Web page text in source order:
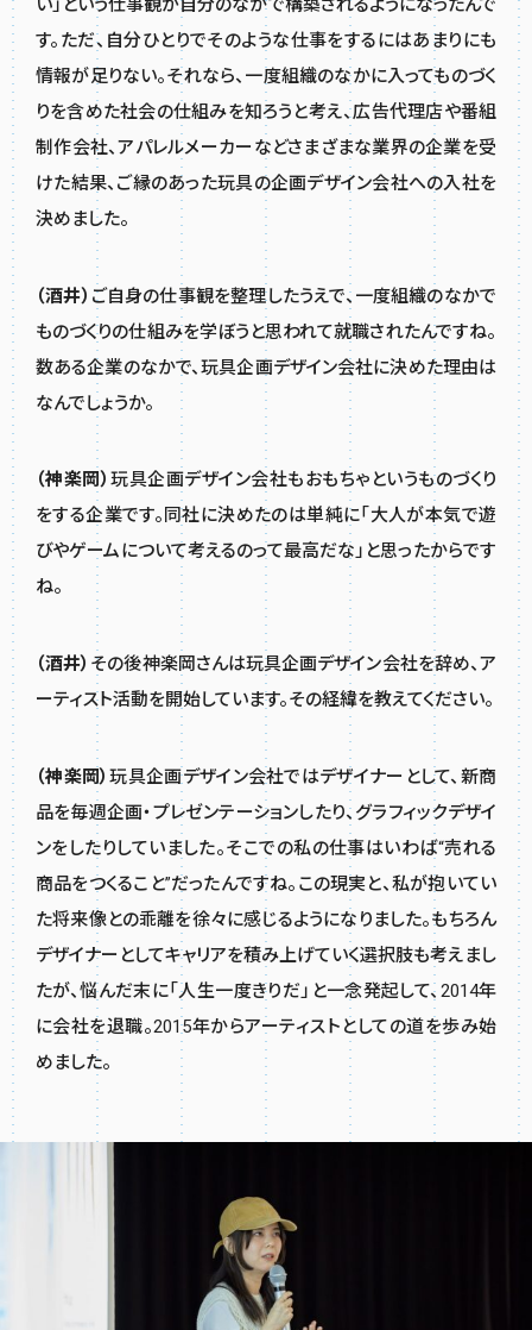
い」という仕事観が自分のなかで構築されるようになったんで
す。ただ、自分ひとりでそのような仕事をするにはあまりにも
情報が足りない。それなら、一度組織のなかに入ってものづく
りを含めた社会の仕組みを知ろうと考え、広告代理店や番組
制作会社、アパレルメーカーなどさまざまな業界の企業を受
けた結果、ご縁のあった玩具の企画デザイン会社への入社を
決めました。
（酒井） ご自身の仕事観を整理したうえで、一度組織のなかで
ものづくりの仕組みを学ぼうと思われて就職されたんですね。
数ある企業のなかで、玩具企画デザイン会社に決めた理由は
なんでしょうか。
（神楽岡）玩具企画デザイン会社もおもちゃというものづくり
をする企業です。同社に決めたのは単純に「大人が本気で遊
びやゲームについて考えるのって最高だな」と思ったからです
ね。
（酒井） その後神楽岡さんは玩具企画デザイン会社を辞め、ア
ーティスト活動を開始しています。その経緯を教えてください。
（神楽岡）玩具企画デザイン会社ではデザイナーとして、新商
品を毎週企画・プレゼンテーションしたり、グラフィックデザイ
ンをしたりしていました。そこでの私の仕事はいわば“売れる
商品をつくること”だったんですね。この現実と、私が抱いてい
た将来像との乖離を徐々に感じるようになりました。もちろん
デザイナーとしてキャリアを積み上げていく選択肢も考えまし
たが、悩んだ末に「人生一度きりだ」と一念発起して、2014年
に会社を退職。2015年からアーティストとしての道を歩み始
めました。